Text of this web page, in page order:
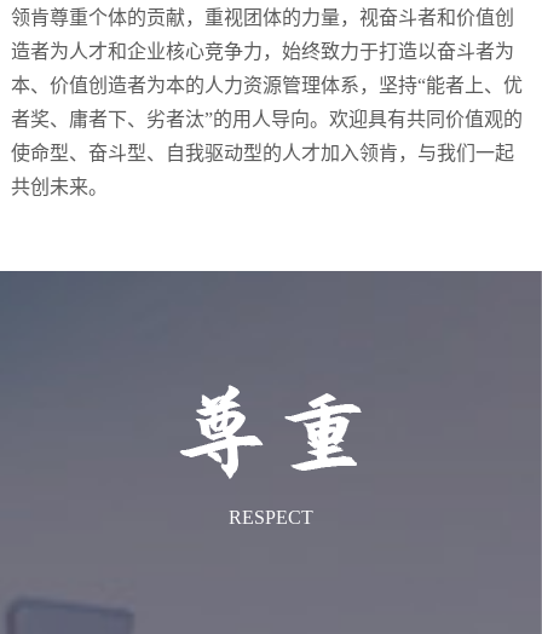
领肯尊重个体的贡献，重视团体的力量，视奋斗者和价值创
造者为人才和企业核心竞争力，始终致力于打造以奋斗者为
本、价值创造者为本的人力资源管理体系，坚持“能者上、优
者奖、庸者下、劣者汰”的用人导向。欢迎具有共同价值观的
使命型、奋斗型、自我驱动型的人才加入领肯，与我们一起
共创未来。
RESPECT